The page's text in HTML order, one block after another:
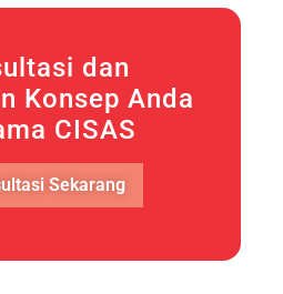
dan
Konsep Anda
CISAS
Sekarang